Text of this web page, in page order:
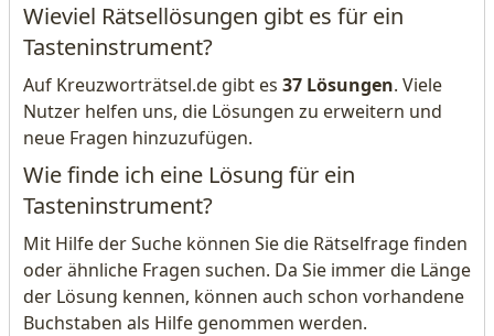
Wieviel Rätsellösungen gibt es für ein
Tasteninstrument?
Auf Kreuzworträtsel.de gibt es 37 Lösungen. Viele
Nutzer helfen uns, die Lösungen zu erweitern und
neue Fragen hinzuzufügen.
Wie finde ich eine Lösung für ein
Tasteninstrument?
Mit Hilfe der Suche können Sie die Rätselfrage finden
oder ähnliche Fragen suchen. Da Sie immer die Länge
der Lösung kennen, können auch schon vorhandene
Buchstaben als Hilfe genommen werden.